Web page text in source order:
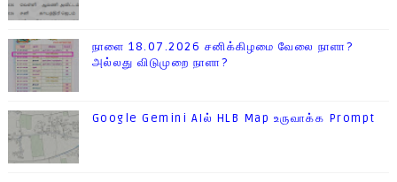
நாளை 18.07.2026 சனிக்கிழமை வேலை நாளா?
அல்லது விடுமுறை நாளா?
Google Gemini AIல் HLB Map உருவாக்க Prompt